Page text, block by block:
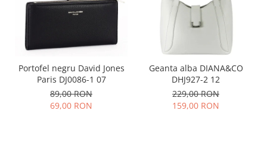
Portofel negru David Jones
Paris DJ0086-1 07
89,00 RON
69,00 RON
Geanta alba DIANA&CO
DHJ927-2 12
229,00 RON
159,00 RON